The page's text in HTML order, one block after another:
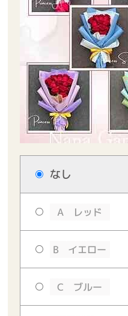
なし
A レッド
B イエロー
C ブルー